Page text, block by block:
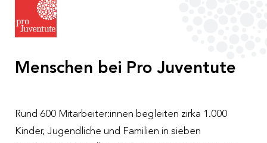
Angebote
Ihre Spende für Kinder
Pro Juventute
Menschen bei Pro Juventute
Rund 600 Mitarbeiter:innen begleiten zirka 1.000
Kinder, Jugendliche und Familien in sieben